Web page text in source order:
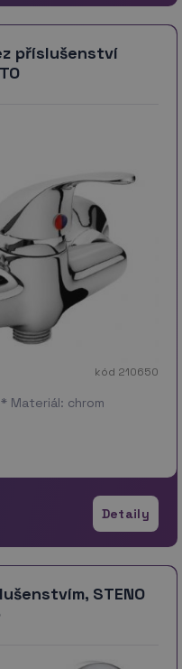
příslušenství
kód 210650
Materiál: chrom
Detaily
STENO